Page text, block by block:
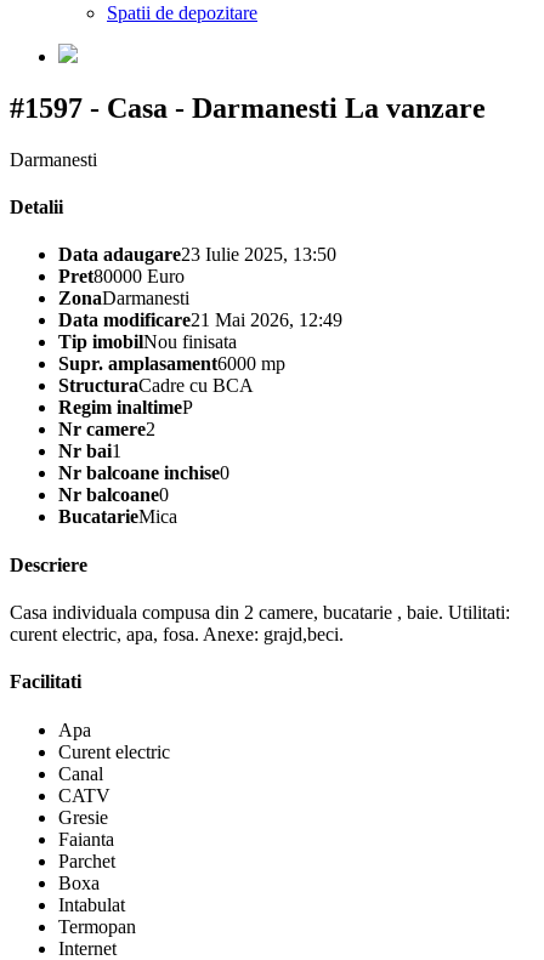
Spatii de depozitare
#1597 - Casa - Darmanesti La vanzare
Darmanesti
Detalii
Data adaugare23 Iulie 2025, 13:50
Pret80000 Euro
ZonaDarmanesti
Data modificare21 Mai 2026, 12:49
Tip imobilNou finisata
Supr. amplasament6000 mp
StructuraCadre cu BCA
Regim inaltimeP
Nr camere2
Nr bai1
Nr balcoane inchise0
Nr balcoane0
BucatarieMica
Descriere
Casa individuala compusa din 2 camere, bucatarie , baie. Utilitati:
curent electric, apa, fosa. Anexe: grajd,beci.
Facilitati
Apa
Curent electric
Canal
CATV
Gresie
Faianta
Parchet
Boxa
Intabulat
Termopan
Internet